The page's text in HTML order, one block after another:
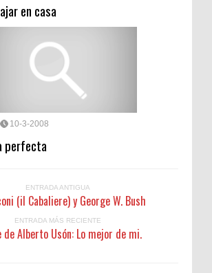
en casa
10-3-2008
perfecta
ENTRADA ANTIGUA
(il Cabaliere) y George W. Bush
ENTRADA MÁS RECIENTE
de Alberto Usón: Lo mejor de mi.